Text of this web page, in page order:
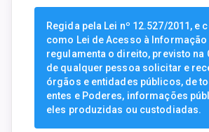
Regida pela Lei nº 12.527/2011, e
como Lei de Acesso à Informação
regulamenta o direito, previsto na
de qualquer pessoa solicitar e
órgãos e entidades públicos, de
entes e Poderes, informações
eles produzidas ou custodiadas.